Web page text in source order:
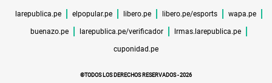
larepublica.pe elpopular.pe libero.pe libero.pe/esports wapa.pe
buenazo.pe larepublica.pe/verificador lrmas.larepublica.pe
cuponidad.pe
©TODOS LOS DERECHOS RESERVADOS -2026